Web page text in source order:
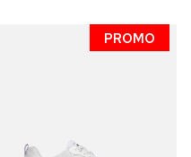
PROMO